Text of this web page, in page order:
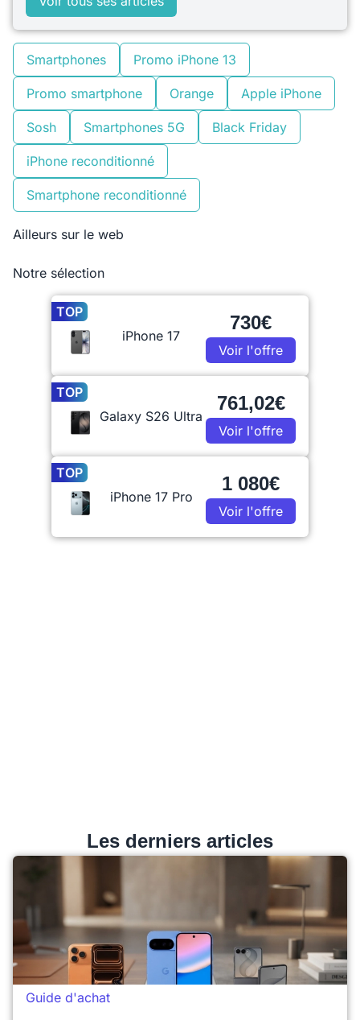
Smartphones Promo iPhone 13
Promo smartphone Orange Apple iPhone
Sosh Smartphones 5G Black Friday
iPhone reconditionné
Smartphone reconditionné
Ailleurs sur le web
Notre sélection
TOP
iPhone 17
730€
Voir l'offre
TOP
Galaxy S26 Ultra
761,02€
Voir l'offre
TOP
iPhone 17 Pro
1 080€
Voir l'offre
Les derniers articles
Guide d'achat